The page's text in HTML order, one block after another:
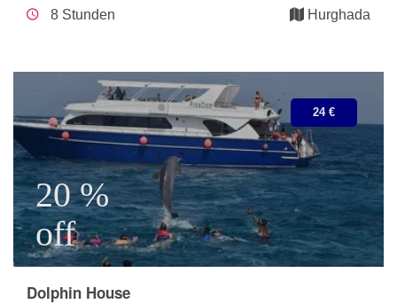
8 Stunden Hurghada
24 €
20 %
off
Dolphin House